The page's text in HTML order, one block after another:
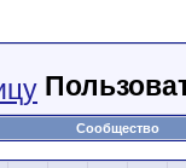
Сообщество